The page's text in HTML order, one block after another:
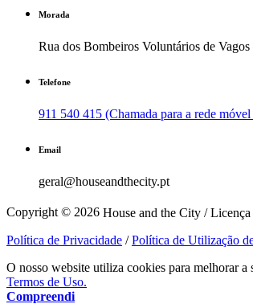
Morada
Rua dos Bombeiros Voluntários de
Telefone
911 540 415 (Chamada para a rede
Email
geral@houseandthecity.pt
Copyright © 2026 House and the City /
Política de Privacidade /Política de Utilização
O nosso website utiliza cookies para melhorar a
Termos de Uso.
Compreendi